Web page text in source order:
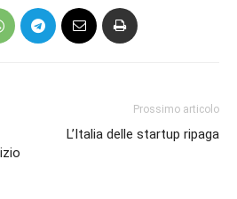
Prossimo articolo
L’Italia delle startup ripaga